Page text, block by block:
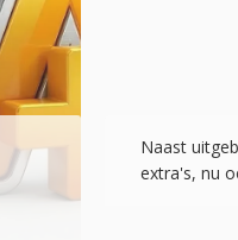
Naast
extra's, nu